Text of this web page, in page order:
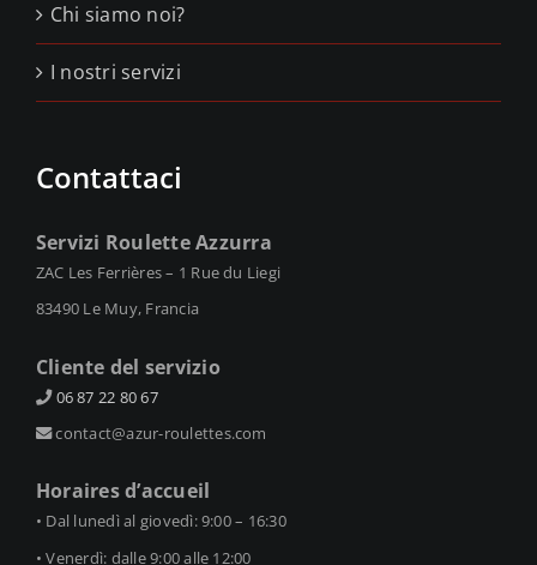
Chi siamo noi?
I nostri servizi
Contattaci
Servizi Roulette Azzurra
ZAC Les Ferrières – 1 Rue du Liegi
83490 Le Muy, Francia
Cliente del servizio
06 87 22 80 67
contact@azur-roulettes.com
Horaires d’accueil
• Dal lunedì al giovedì: 9:00 – 16:30
• Venerdì: dalle 9:00 alle 12:00